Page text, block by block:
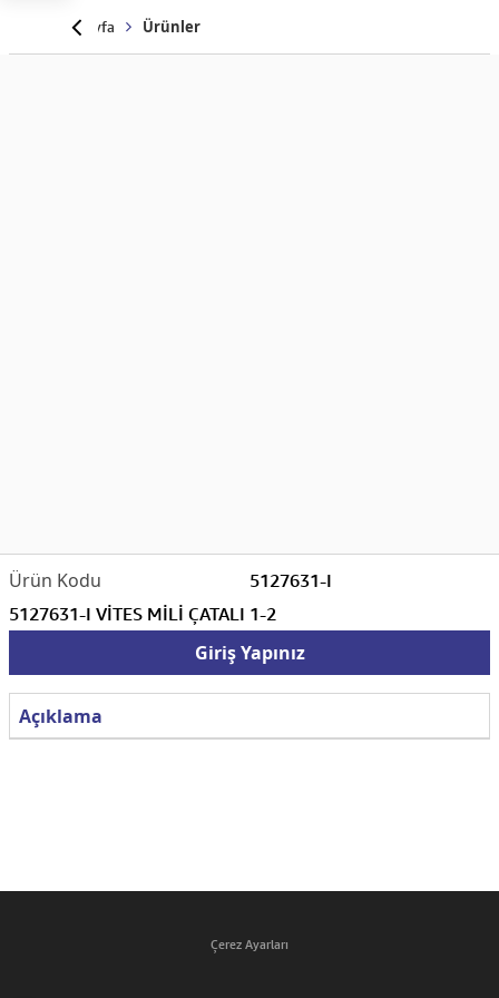
Anasayfa Ürünler
5127631-I
5127631-I VİTES MİLİ ÇATALI 1-2
Giriş Yapınız
Açıklama
Çerez Ayarları